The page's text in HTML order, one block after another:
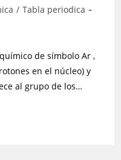
/ Tabla periodica
de símbolo Ar ,
en el núcleo) y
al grupo de los…